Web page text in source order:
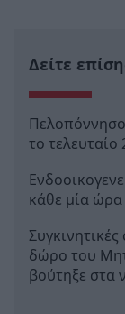
Δείτε
το
κάθε μία
δώρο του
βούτηξε στα